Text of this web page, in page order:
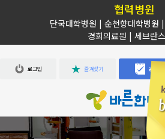
협력병원
단국대학병원 | 순천향대학병원
경희의료원 | 세브란
로그인 즐겨찾기 온라인